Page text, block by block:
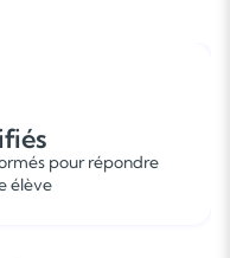
pour répondre
élève